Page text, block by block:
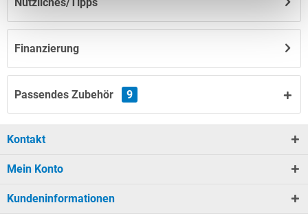
Finanzierung
Passendes Zubehör 9
Kontakt
Mein Konto
Kundeninformationen